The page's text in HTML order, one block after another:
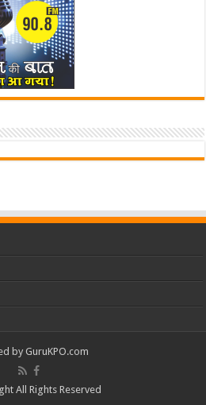
by GuruKPO.com
All Rights Reserved